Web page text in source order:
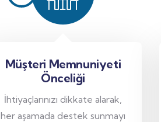
Müşteri Memnuniyeti
Önceliği
İhtiyaçlarınızı dikkate alarak,
her aşamada destek sunmayı